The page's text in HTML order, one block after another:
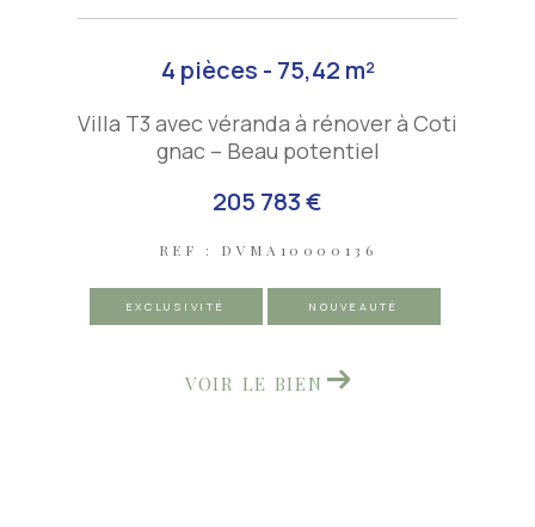
4 pièces - 75,42 m²
Villa T3 avec véranda à rénover à Coti
gnac – Beau potentiel
205 783 €
REF : DVMA10000136
EXCLUSIVITÉ NOUVEAUTÉ
VOIR LE BIEN